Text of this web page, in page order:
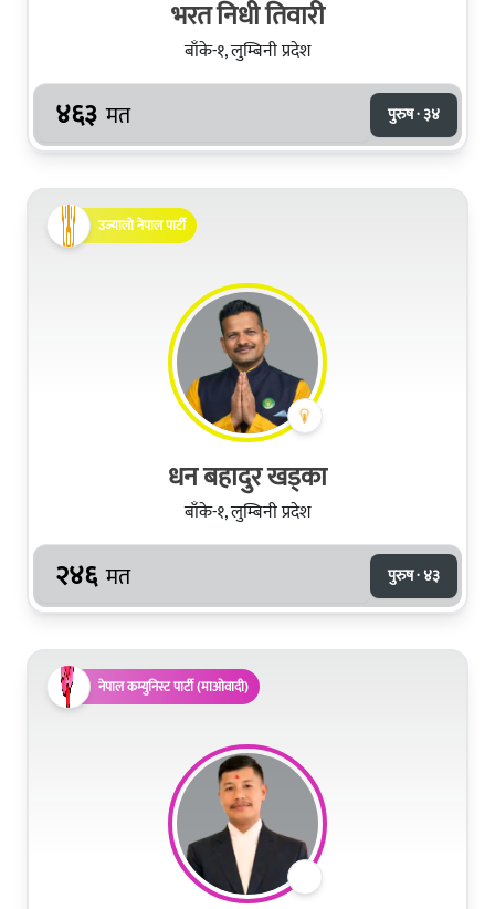
भरत निधी तिवारी
बाँके-१, लुम्बिनी प्रदेश
४६३ मत पुरुष · ३४
उज्यालो नेपाल पार्टी
धन बहादुर खड्का
बाँके-१, लुम्बिनी प्रदेश
२४६ मत पुरुष · ४३
नेपाल कम्युनिस्ट पार्टी (माओवादी)